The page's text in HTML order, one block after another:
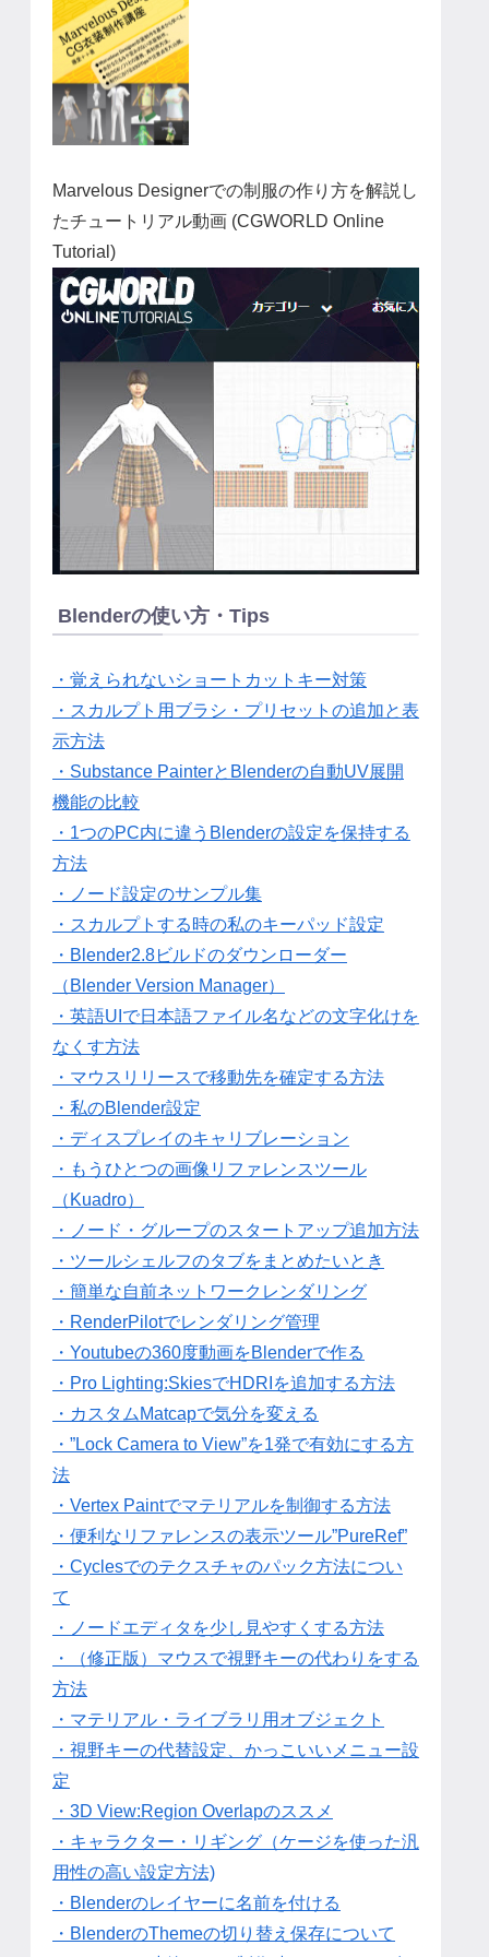
Marvelous Designerでの制服の作り方を解説し
たチュートリアル動画 (CGWORLD Online
Tutorial)
Blenderの使い方・Tips
・覚えられないショートカットキー対策
・スカルプト用ブラシ・プリセットの追加と表
示方法
・Substance PainterとBlenderの自動UV展開
機能の比較
・1つのPC内に違うBlenderの設定を保持する
方法
・ノード設定のサンプル集
・スカルプトする時の私のキーパッド設定
・Blender2.8ビルドのダウンローダー
（Blender Version Manager）
・英語UIで日本語ファイル名などの文字化けを
なくす方法
・マウスリリースで移動先を確定する方法
・私のBlender設定
・ディスプレイのキャリブレーション
・もうひとつの画像リファレンスツール
（Kuadro）
・ノード・グループのスタートアップ追加方法
・ツールシェルフのタブをまとめたいとき
・簡単な自前ネットワークレンダリング
・RenderPilotでレンダリング管理
・Youtubeの360度動画をBlenderで作る
・Pro Lighting:SkiesでHDRIを追加する方法
・カスタムMatcapで気分を変える
・”Lock Camera to View”を1発で有効にする方
法
・Vertex Paintでマテリアルを制御する方法
・便利なリファレンスの表示ツール”PureRef”
・Cyclesでのテクスチャのパック方法につい
て
・ノードエディタを少し見やすくする方法
・（修正版）マウスで視野キーの代わりをする
方法
・マテリアル・ライブラリ用オブジェクト
・視野キーの代替設定、かっこいいメニュー設
定
・3D View:Region Overlapのススメ
・キャラクター・リギング（ケージを使った汎
用性の高い設定方法)
・Blenderのレイヤーに名前を付ける
・BlenderのThemeの切り替え保存について